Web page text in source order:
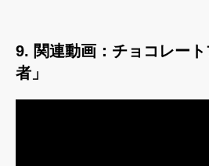
9. 関連動画：チョコレー
者」